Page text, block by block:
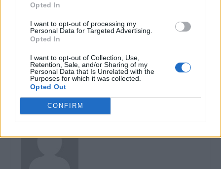
Opted In
I want to opt-out of processing my
Personal Data for Targeted Advertising.
Opted In
I want to opt-out of Collection, Use,
Retention, Sale, and/or Sharing of my
Personal Data that Is Unrelated with the
Purposes for which it was collected.
Opted Out
CONFIRM
rusesc și cere să lăsăm
Moldova să moară de frig și
foame: „România nu mai
trebuie să finanțeze Guvernul
de la Chișinău nici măcar cu
un leu!”
consecințele crimelor
comise: „Dacă, Doamne
vom fi găsiți vinovați. Fără
excepții!“
Publicitate